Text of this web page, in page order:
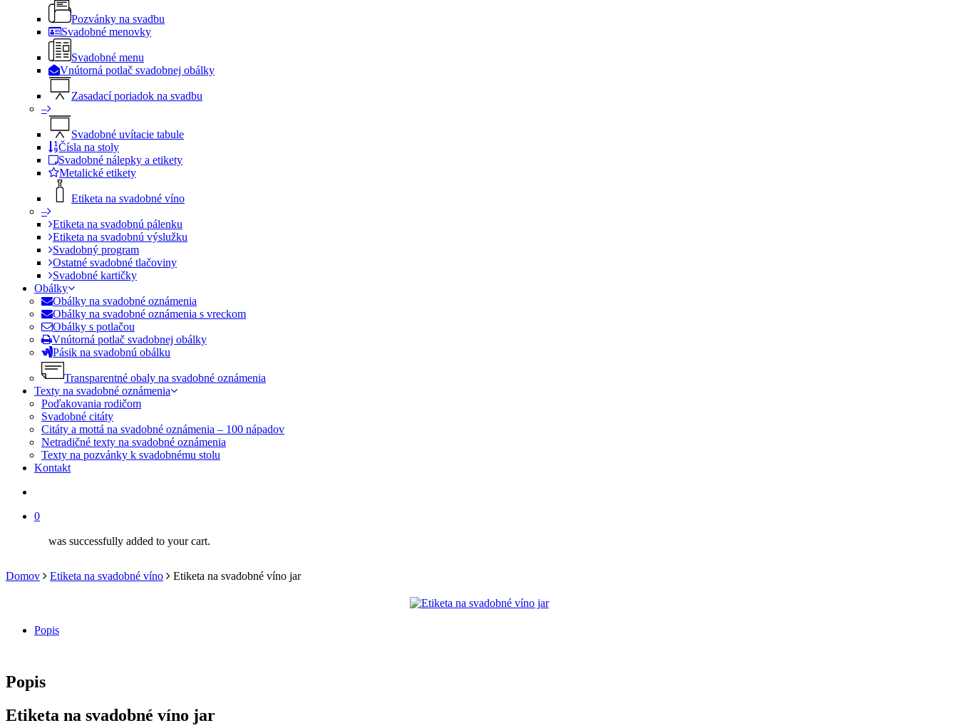
Pozvánky na svadbu
Svadobné menovky
Svadobné menu
Vnútorná potlač svadobnej obálky
Zasadací poriadok na svadbu
–
Svadobné uvítacie tabule
Čísla na stoly
Svadobné nálepky a etikety
Metalické etikety
Etiketa na svadobné víno
–
Etiketa na svadobnú pálenku
Etiketa na svadobnú výslužku
Svadobný program
Ostatné svadobné tlačoviny
Svadobné kartičky
Obálky
Obálky na svadobné oznámenia
Obálky na svadobné oznámenia s vreckom
Obálky s potlačou
Vnútorná potlač svadobnej obálky
Pásik na svadobnú obálku
Transparentné obaly na svadobné oznámenia
Texty na svadobné oznámenia
Poďakovania rodičom
Svadobné citáty
Citáty a mottá na svadobné oznámenia – 100 nápadov
Netradičné texty na svadobné oznámenia
Texty na pozvánky k svadobnému stolu
Kontakt
0
was successfully added to your cart.
Domov Etiketa na svadobné víno Etiketa na svadobné víno jar
Popis
Popis
Etiketa na svadobné víno jar